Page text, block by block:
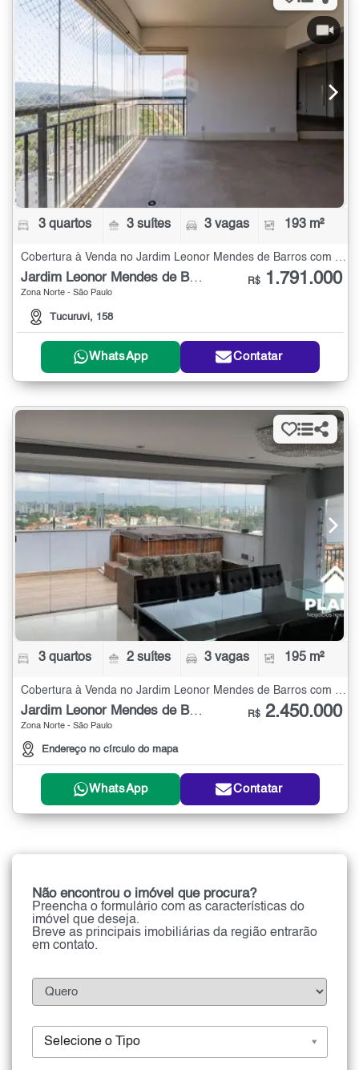
3 quartos 3 suítes 3 vagas 193 m²
Cobertura à Venda no Jardim Leonor Mendes de Barros com 3 quartos - 193 m²
Jardim Leonor Mendes de Barros
Zona Norte - São Paulo
Tucuruvi, 158
R$ 1.791.000
WhatsApp Contatar
3 quartos 2 suítes 3 vagas 195 m²
Jardim Leonor Mendes de Barros
Zona Norte - São Paulo
Endereço no círculo do mapa
R$ 2.450.000
WhatsApp Contatar
Não encontrou o imóvel que procura?
Preencha o formulário com as características do
imóvel que deseja.
Breve as principais imobiliárias da região entrarão
em contato.
Selecione o Tipo